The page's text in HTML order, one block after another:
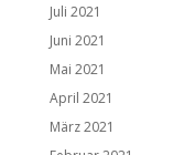
Juli 2021
Juni 2021
Mai 2021
April 2021
März 2021